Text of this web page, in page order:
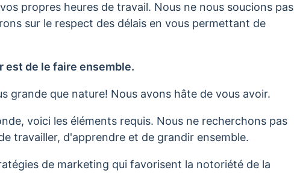
propres heures de travail. Nous ne nous soucions pas
sur le respect des délais en vous permettant de
est de le faire ensemble.
grande que nature! Nous avons hâte de vous avoir.
voici les éléments requis. Nous ne recherchons pas
travailler, d'apprendre et de grandir ensemble.
de marketing qui favorisent la notoriété de la